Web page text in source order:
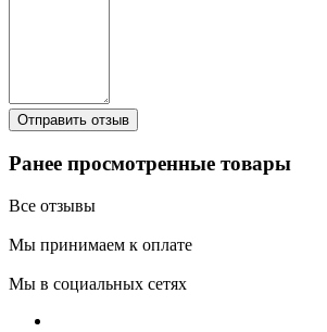
Ранее просмотренные товары
Все отзывы
Мы принимаем к оплате
Мы в социальных сетях